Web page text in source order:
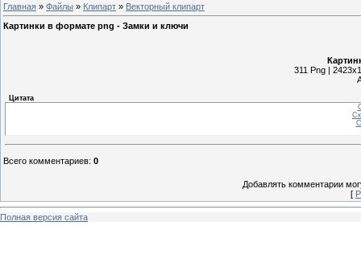
Главная » Файлы » Клипарт » Векторный клипарт
Картинки в формате png - Замки и ключи
311 Png |
Цитата
Всего комментариев: 0
Добавлять комментарии
[
Полная версия сайта